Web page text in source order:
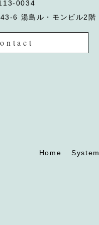
0034
6 湯島ル・モンビル2階
Home System